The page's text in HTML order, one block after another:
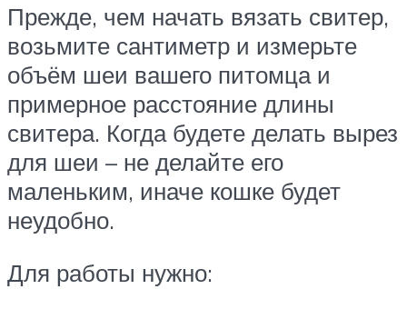
Прежде, чем начать вязать свитер,
возьмите сантиметр и измерьте
объём шеи вашего питомца и
примерное расстояние длины
свитера. Когда будете делать вырез
для шеи – не делайте его
маленьким, иначе кошке будет
неудобно.
Для работы нужно: